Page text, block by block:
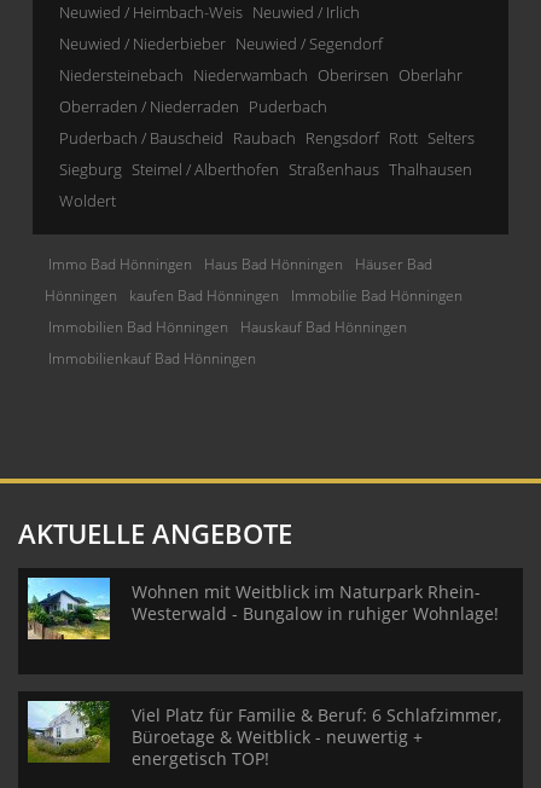
Neuwied / Heimbach-Weis Neuwied / Irlich
Neuwied / Niederbieber Neuwied / Segendorf
Niedersteinebach Niederwambach Oberirsen Oberlahr
Oberraden / Niederraden Puderbach
Puderbach / Bauscheid Raubach Rengsdorf Rott Selters
Siegburg Steimel / Alberthofen Straßenhaus Thalhausen
Woldert
Immo Bad Hönningen Haus Bad Hönningen
Häuser Bad
Hönningen
kaufen Bad Hönningen
Immobilie Bad Hönningen
Immobilien Bad Hönningen
Hauskauf Bad Hönningen
Immobilienkauf Bad Hönningen
AKTUELLE ANGEBOTE
Wohnen mit Weitblick im Naturpark Rhein-
Westerwald - Bungalow in ruhiger Wohnlage!
Viel Platz für Familie & Beruf: 6 Schlafzimmer,
Büroetage & Weitblick - neuwertig +
energetisch TOP!